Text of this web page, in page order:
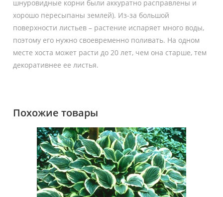
шнуровидные корни были аккуратно расправлены и
хорошо пересыпаны землей). Из-за большой
поверхности листьев – растение испаряет много воды,
поэтому его нужно своевременно поливать. На одном
месте хоста может расти до 20 лет, чем она старше, тем
декоративнее ее листья.
Похожие товары